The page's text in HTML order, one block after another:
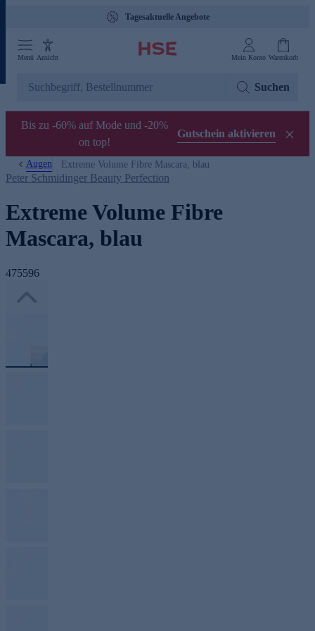
Tagesaktuelle Angebote
Menü Ansicht Mein Konto Warenkorb
Suchen
Bis zu -60% auf Mode und -20%
on top!
Gutschein aktivieren
Augen Extreme Volume Fibre Mascara, blau
Peter Schmidinger Beauty Perfection
Extreme Volume Fibre
Mascara, blau
475596